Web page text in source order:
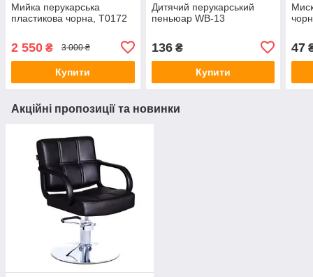
Мийка перукарська
пластикова чорна, T0172
2 550 ₴ 3 000 ₴
Купити
Дитячий перукарський
пеньюар WB-13
136₴
Купити
47
Акційні пропозиції та новинки